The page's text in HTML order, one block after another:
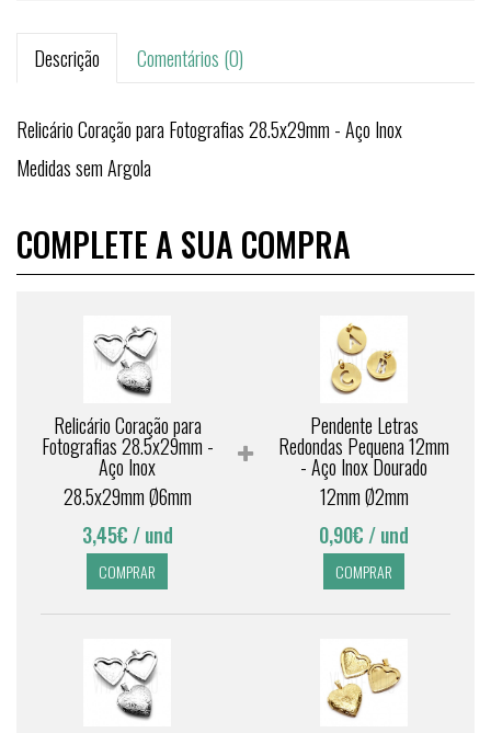
Descrição Comentários (0)
Relicário Coração para Fotografias 28.5x29mm - Aço Inox
Medidas sem Argola
COMPLETE A SUA COMPRA
Relicário Coração para
Fotografias 28.5x29mm -
Aço Inox
28.5x29mm Ø6mm
3,45€ / und
COMPRAR
Pendente Letras
Redondas Pequena 12mm
- Aço Inox Dourado
12mm Ø2mm
0,90€ / und
COMPRAR